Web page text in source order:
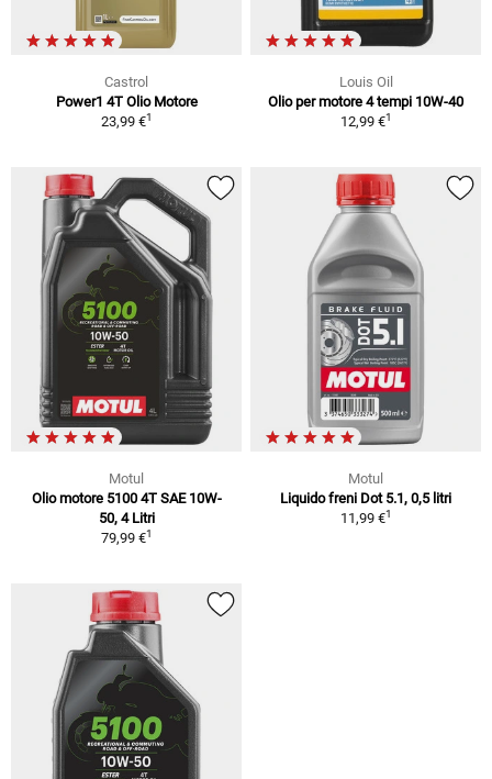
Castrol
Power1 4T Olio Motore
23,99 €1
Louis Oil
Olio per motore 4 tempi 10W-40
12,99 €1
Motul
Olio motore 5100 4T SAE 10W-
50, 4 Litri
79,99 €1
Motul
Liquido freni Dot 5.1, 0,5 litri
11,99 €1